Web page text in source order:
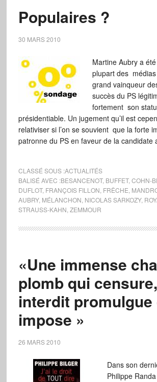
Populaires ?
30 MARS 2010
Martine Aubry a
plupart des
grand vainqueur
succès du PS
fortement son
présidentiable. Un jugement qu’il est
relativiser si l’on se souvient que la forte
patronne du PS en faveur de la
CLASSÉ SOUS :ACTUALITÉS
BALISÉ AVEC :BESANCENOT, BUFFET, COHN-
DUFLOT, FRANÇOIS FILLON FRÊCHE
AUBRY, MÉLANCHON NICOLAS SARKOZY,
STRAUSS-KAHN ZEMMOUR
«Une immense
plomb qui censure,
interdit promulgue
impose »
26 MARS 2010
Dans son
Philippe